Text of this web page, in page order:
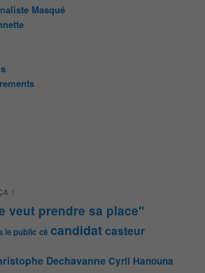
Masqué
!
veut prendre sa place"
le public c8 candidatcasteur
Dechavanne Cyril Hanouna